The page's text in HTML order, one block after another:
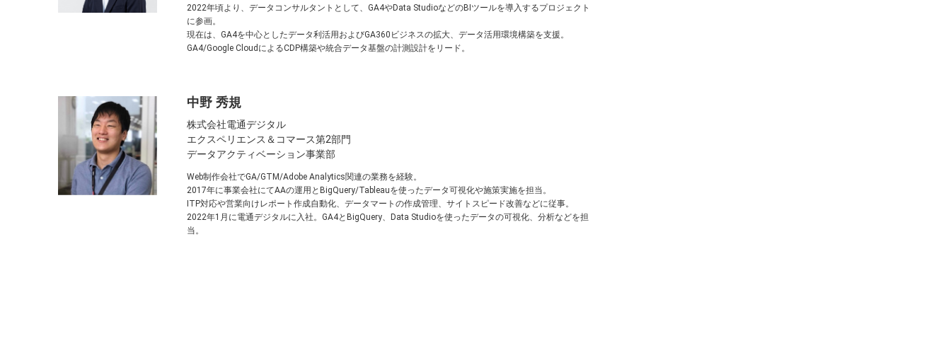
2022年頃より、データコンサルタントとして、GA4やData StudioなどのBIツールを導入するプロジェクト
に参画。
現在は、GA4を中心としたデータ利活用およびGA360ビジネスの拡大、データ活用環境構築を支援。
GA4/Google CloudによるCDP構築や統合データ基盤の計測設計をリード。
中野 秀規
株式会社電通デジタル
エクスペリエンス＆コマース第2部門
データアクティベーション事業部
Web制作会社でGA/GTM/Adobe Analytics関連の業務を経験。
2017年に事業会社にてAAの運用とBigQuery/Tableauを使ったデータ可視化や施策実施を担当。
ITP対応や営業向けレポート作成自動化、データマートの作成管理、サイトスピード改善などに従事。
2022年1月に電通デジタルに入社。GA4とBigQuery、Data Studioを使ったデータの可視化、分析などを担
当。